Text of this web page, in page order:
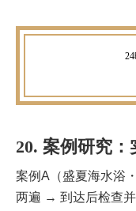
20. 案例研究
案例A（盛夏海水浴
两遍 → 到达后检查